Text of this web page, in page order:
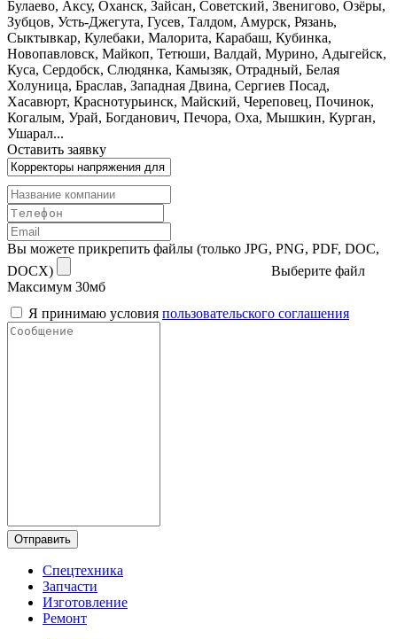
Булаево, Аксу, Оханск, Зайсан, Советский, Звенигово, Озёры,
Зубцов, Усть-Джегута, Гусев, Талдом, Амурск, Рязань,
Сыктывкар, Кулебаки, Малорита, Карабаш, Кубинка,
Новопавловск, Майкоп, Тетюши, Валдай, Мурино, Адыгейск,
Куса, Сердобск, Слюдянка, Камызяк, Отрадный, Белая
Холуница, Браслав, Западная Двина, Сергиев Посад,
Хасавюрт, Краснотурьинск, Майский, Череповец, Починок,
Когалым, Урай, Богданович, Печора, Оха, Мышкин, Курган,
Ушарал...
Оставить заявку
Вы можете прикрепить файлы (только JPG, PNG, PDF, DOC,
DOCX)
Выберите файл
Максимум 30мб
Я принимаю условия пользовательского соглашения
Отправить
Спецтехника
Запчасти
Изготовление
Ремонт